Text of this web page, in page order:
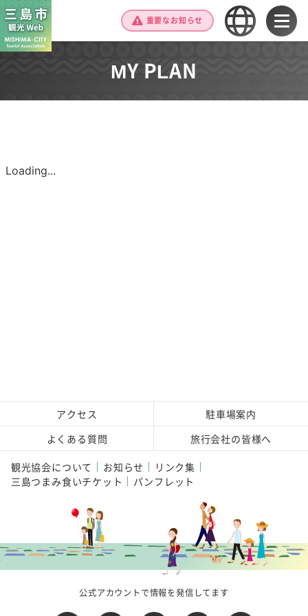
重要なお知らせ
MY PLAN
アクセス
駐車場案内
よくある質問
旅行会社の皆様へ
観光協会について お知らせ
リンク集
三島つまみ食いチケット
パンフレット
公式アカウントで情報を発信してます